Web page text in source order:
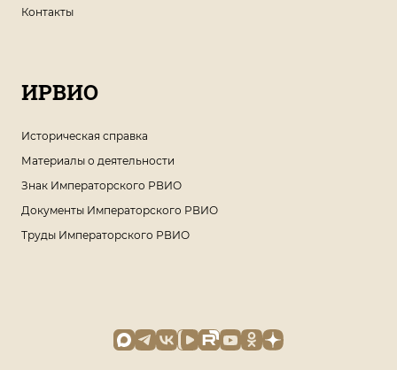
Контакты
ИРВИО
Историческая справка
Материалы о деятельности
Знак Императорского РВИО
Документы Императорского РВИО
Труды Императорского РВИО